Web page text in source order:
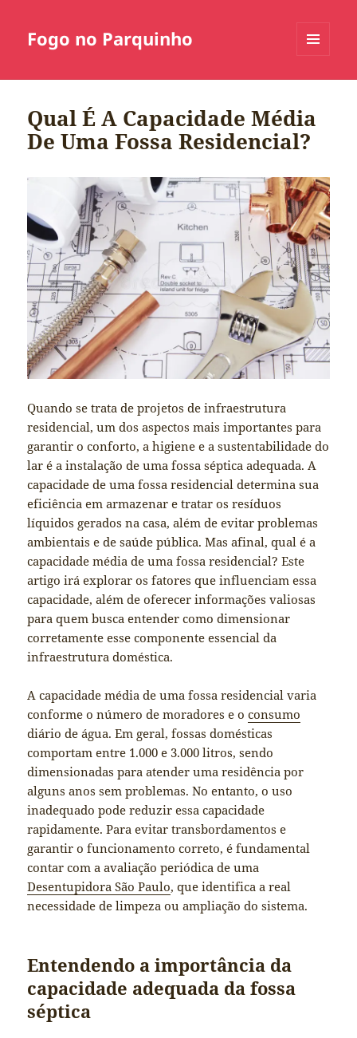
Fogo no Parquinho
Qual É A Capacidade Média
De Uma Fossa Residencial?
Quando se trata de projetos de infraestrutura
residencial, um dos aspectos mais importantes para
garantir o conforto, a higiene e a sustentabilidade do
lar é a instalação de uma fossa séptica adequada. A
capacidade de uma fossa residencial determina sua
eficiência em armazenar e tratar os resíduos
líquidos gerados na casa, além de evitar problemas
ambientais e de saúde pública. Mas afinal, qual é a
capacidade média de uma fossa residencial? Este
artigo irá explorar os fatores que influenciam essa
capacidade, além de oferecer informações valiosas
para quem busca entender como dimensionar
corretamente esse componente essencial da
infraestrutura doméstica.
A capacidade média de uma fossa residencial varia
conforme o número de moradores e oconsumo
diário de água. Em geral, fossas domésticas
comportam entre 1.000 e 3.000 litros, sendo
dimensionadas para atender uma residência por
alguns anos sem problemas. No entanto, o uso
inadequado pode reduzir essa capacidade
rapidamente. Para evitar transbordamentos e
garantir o funcionamento correto, é fundamental
contar com a avaliação periódica de uma
Desentupidora São Paulo, que identifica a real
necessidade de limpeza ou ampliação do sistema.
Entendendo a importância da
capacidade adequada da fossa
séptica